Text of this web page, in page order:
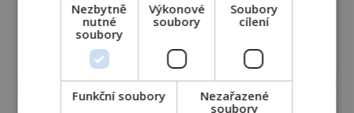
reklama
Nezbytně
nutné
soubory
Výkonové
soubory
Soubory
cílení
Funkční soubory
Nezařazené
soubory